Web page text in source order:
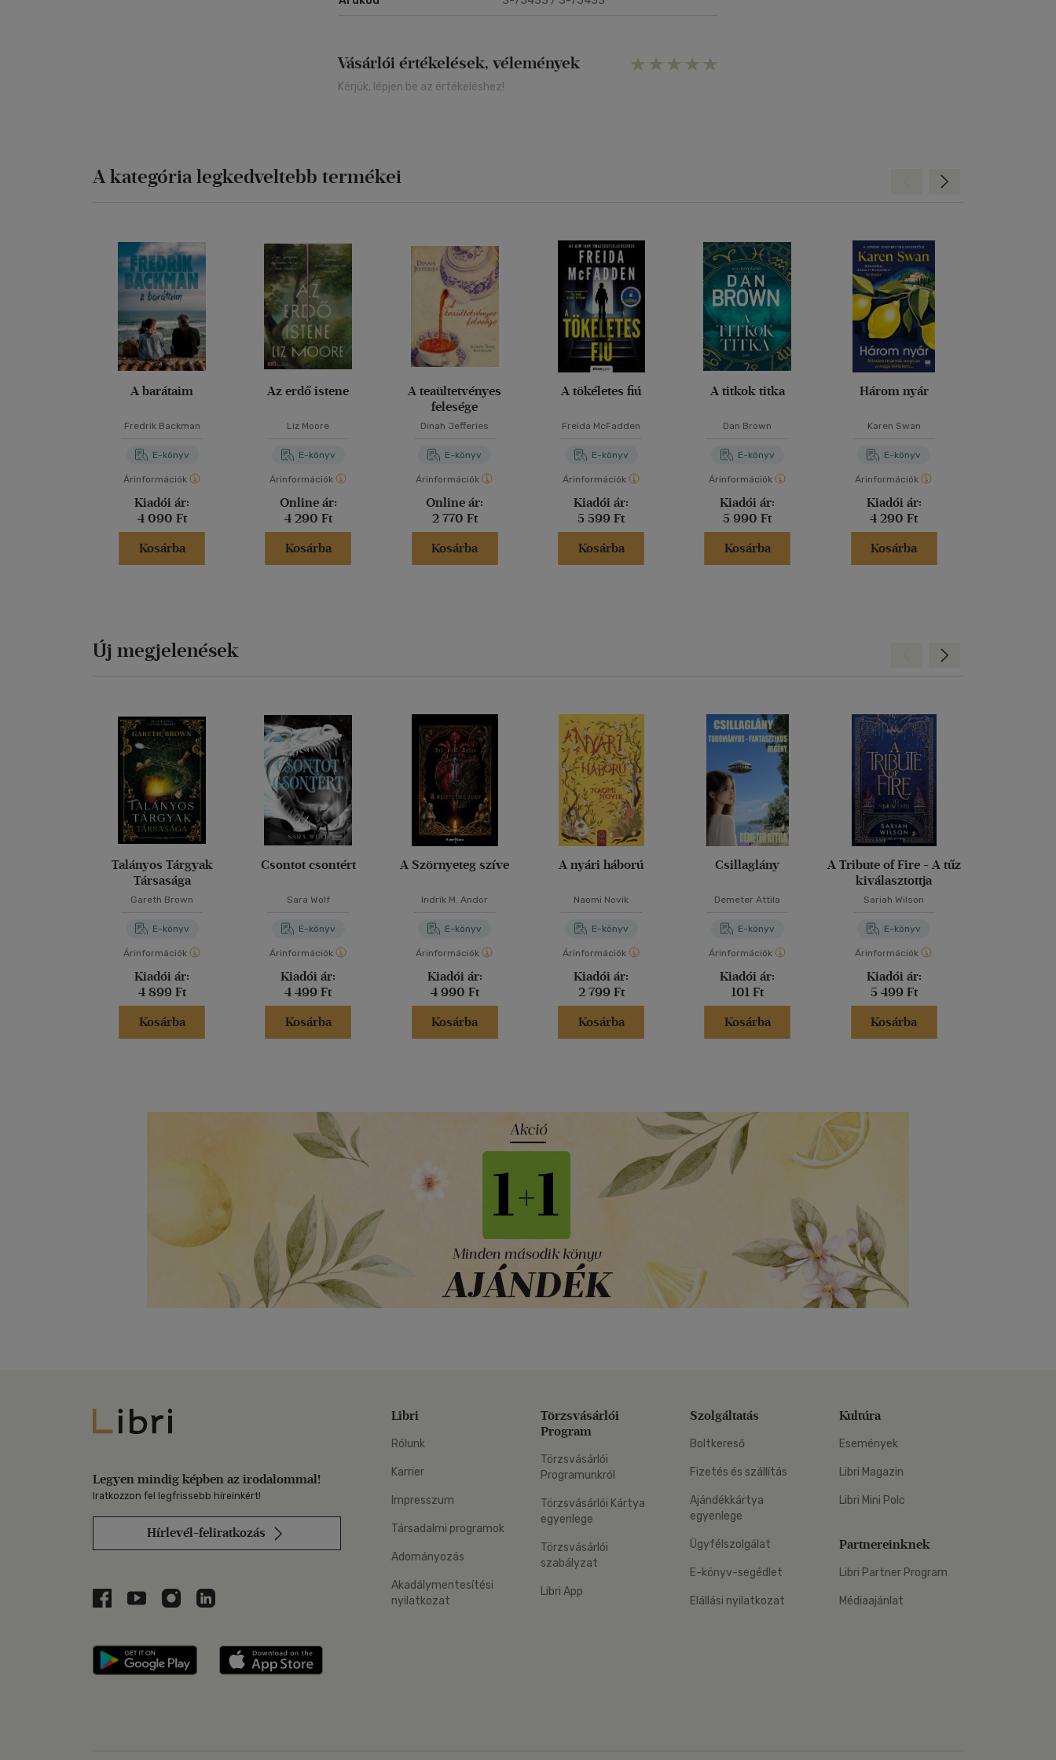
Vásárlói értékelések, vélemények
Kérjük, lépjen be az értékeléshez!
A kategória legkedveltebb termékei
A barátaim
Fredrik Backman
E-könyv
Árinformációk
Kiadói ár:
4 090 Ft
Kosárba
Az erdő istene
Liz Moore
E-könyv
Árinformációk
Online ár:
4 290 Ft
Kosárba
A teaültetvényes
felesége
Dinah Jefferies
E-könyv
Árinformációk
Online ár:
2 770 Ft
Kosárba
A tökéletes fiú
Freida McFadden
E-könyv
Árinformációk
Kiadói ár:
5 599 Ft
Kosárba
A titkok titka
Dan Brown
E-könyv
Árinformációk
Kiadói ár:
5 990 Ft
Kosárba
Három nyár
Karen Swan
E-könyv
Árinformációk
Kiadói ár:
4 290 Ft
Kosárba
Előre
Új megjelenések
Talányos Tárgyak
Társasága
Gareth Brown
E-könyv
Árinformációk
Kiadói ár:
4 899 Ft
Kosárba
Csontot csontért
Sara Wolf
E-könyv
Árinformációk
Kiadói ár:
4 499 Ft
Kosárba
A Szörnyeteg szíve
Indrik M. Andor
E-könyv
Árinformációk
Kiadói ár:
4 990 Ft
Kosárba
A nyári háború
Naomi Novik
E-könyv
Árinformációk
Kiadói ár:
2 799 Ft
Kosárba
Csillaglány
Demeter Attila
E-könyv
Árinformációk
Kiadói ár:
101 Ft
Kosárba
A Tribute of Fire - A tűz
kiválasztottja
Sariah Wilson
E-könyv
Árinformációk
Kiadói ár:
5 499 Ft
Kosárba
Előre
Libri
Legyen mindig képben az irodalommal!
Iratkozzon fel legfrissebb híreinkért!
Hírlevél-feliratkozás
Libri a Facebookon
Libri a Youtube-on
Libri az Instagramon
Libri a LinkedInen
Libri applikáció Szerezd meg: Google Play
Libri
Rólunk
Karrier
Impresszum
Társadalmi programok
Adományozás
Akadálymentesítési
nyilatkozat
Törzsvásárlói
Program
Törzsvásárlói
Programunkról
Törzsvásárlói Kártya
egyenlege
Törzsvásárlói
szabályzat
Libri App
Szolgáltatás
Boltkereső
Fizetés és szállítás
Ajándékkártya
egyenlege
Ügyfélszolgálat
E-könyv-segédlet
Elállási nyilatkozat
Kultúra
Események
Libri Magazin
Libri Mini Polc
Partnereinknek
Libri Partner Program
Médiaajánlat